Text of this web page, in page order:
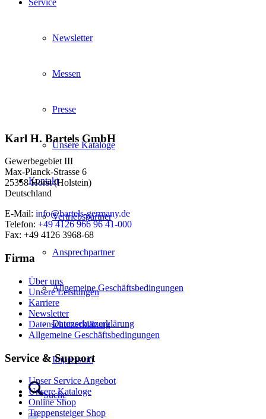
Newsletter
Messen
Presse
Unsere Kataloge
Kontakt
Vertriebspartner
Ansprechpartner
Allgemeine Geschäftsbedingungen
Datenschutzerklärung
Impressum
Suche
Karl H. Bartels GmbH
Gewerbegebiet III
Max-Planck-Strasse 6
25358 Horst (Holstein)
Deutschland
E-Mail: info@bartels-germany.de
Telefon: +49 4126 966 96 41-000
Fax: +49 4126 3968-68
Firma
Über uns
Unsere Leistungen
Karriere
Newsletter
Datenschutzerklärung
Allgemeine Geschäftsbedingungen
Service & Support
Unser Service Angebot
Unsere Kataloge
Online Shop
Treppensteiger Shop